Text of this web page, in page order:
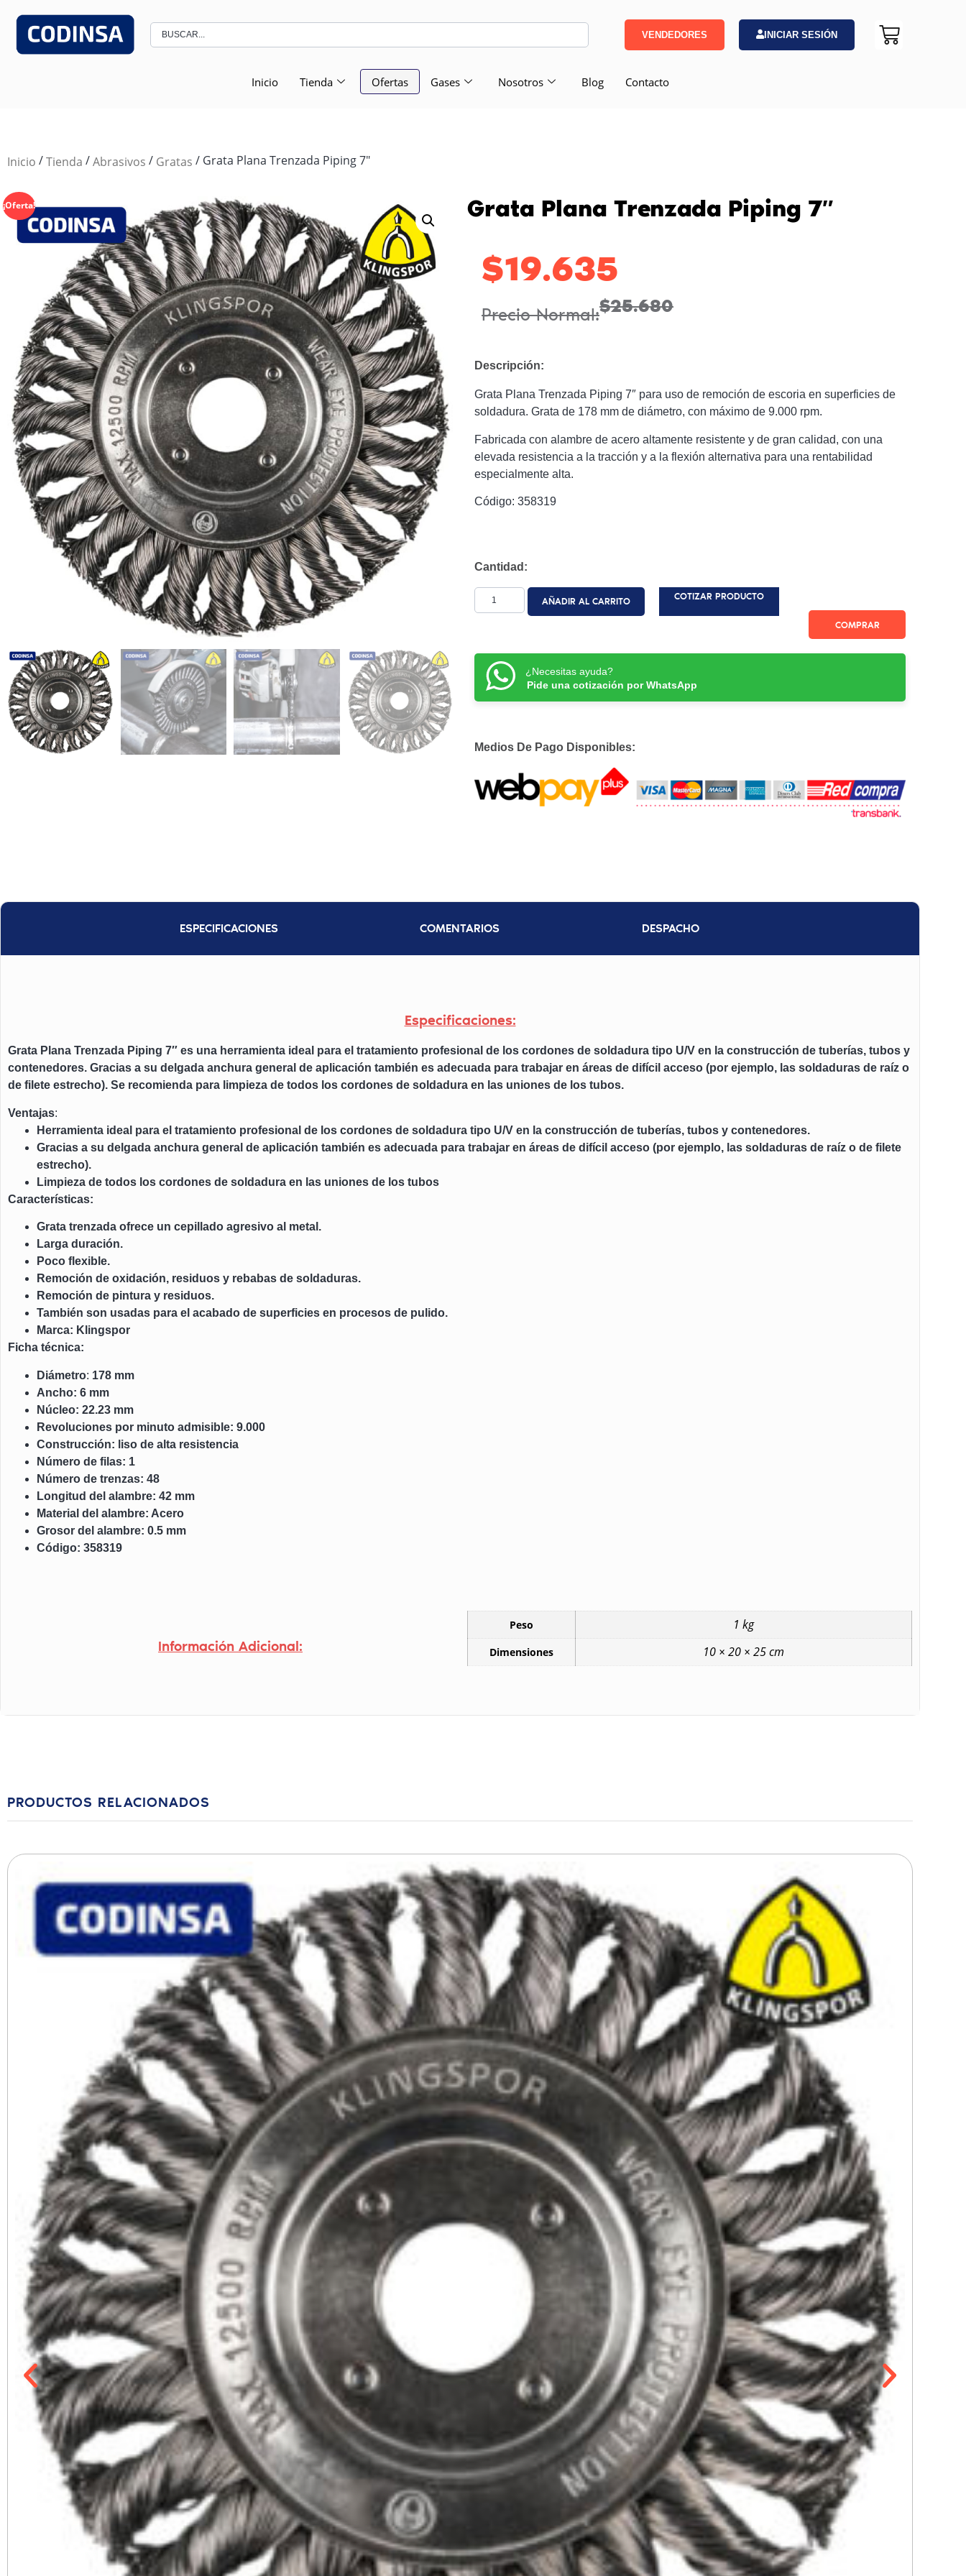
VENDEDORES INICIAR SESIÓN
Inicio Tienda Ofertas Gases Nosotros Blog Contacto
Inicio /Tienda /Abrasivos / Gratas / Grata Plana Trenzada Piping 7″
¡Oferta! Grata Plana Trenzada Piping 7″
$19.635
Precio Normal:$25.680
Descripción:
Grata Plana Trenzada Piping 7″ para uso de remoción de escoria en superficies de
soldadura. Grata de 178 mm de diámetro, con máximo de 9.000 rpm.
Fabricada con alambre de acero altamente resistente y de gran calidad, con una
elevada resistencia a la tracción y a la flexión alternativa para una rentabilidad
especialmente alta.
Código: 358319
Cantidad:
AÑADIR AL CARRITO COTIZAR PRODUCTO
COMPRAR
¿Necesitas ayuda?
Pide una cotización por WhatsApp
Medios De Pago Disponibles:
ESPECIFICACIONES COMENTARIOS DESPACHO
Especificaciones:
Grata Plana Trenzada Piping 7″ es una herramienta ideal para el tratamiento profesional de los cordones de soldadura tipo U/V en la construcción de tuberías, tubos y
contenedores. Gracias a su delgada anchura general de aplicación también es adecuada para trabajar en áreas de difícil acceso (por ejemplo, las soldaduras de raíz o
de filete estrecho). Se recomienda para limpieza de todos los cordones de soldadura en las uniones de los tubos.
Ventajas:
Herramienta ideal para el tratamiento profesional de los cordones de soldadura tipo U/V en la construcción de tuberías, tubos y contenedores.
Gracias a su delgada anchura general de aplicación también es adecuada para trabajar en áreas de difícil acceso (por ejemplo, las soldaduras de raíz o de filete
estrecho).
Limpieza de todos los cordones de soldadura en las uniones de los tubos
Características:
Grata trenzada ofrece un cepillado agresivo al metal.
Larga duración.
Poco flexible.
Remoción de oxidación, residuos y rebabas de soldaduras.
Remoción de pintura y residuos.
También son usadas para el acabado de superficies en procesos de pulido.
Marca: Klingspor
Ficha técnica:
Diámetro: 178 mm
Ancho: 6 mm
Núcleo: 22.23 mm
Revoluciones por minuto admisible: 9.000
Construcción: liso de alta resistencia
Número de filas: 1
Número de trenzas: 48
Longitud del alambre: 42 mm
Material del alambre: Acero
Grosor del alambre: 0.5 mm
Código: 358319
Información Adicional:
Peso 1 kg
Dimensiones 10 × 20 × 25 cm
PRODUCTOS RELACIONADOS